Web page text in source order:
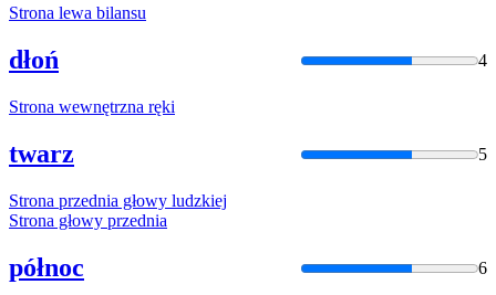
Strona lewa bilansu
dłoń 4
Strona wewnętrzna ręki
twarz 5
Strona przednia głowy ludzkiej
Strona głowy przednia
północ 6